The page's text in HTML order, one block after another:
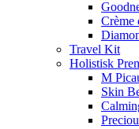
Crème
Travel Kit
Holistisk
M
Skin